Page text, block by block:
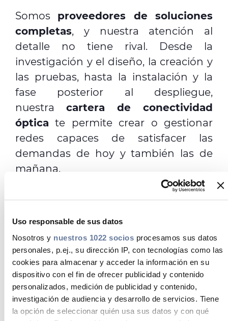
Uso responsable de sus datos
Nosotros y nuestros 1022 sociosprocesamos sus datos
personales, p.ej., su dirección IP, con tecnologías como las
cookies para almacenar y acceder la información en su
dispositivo con el fin de ofrecer publicidad y contenido
personalizados, medición de publicidad y contenido,
investigación de audiencia y desarrollo de servicios. Tiene
la opción de seleccionar quién usa sus datos y con qué
Somos proveedores de soluciones
completas, y nuestra atención al
detalle no tiene rival. Desde la
investigación y el diseño, la creación y
las pruebas, hasta la instalación y la
fase posterior al despliegue,
nuestra cartera de conectividad
óptica te permite crear o gestionar
redes capaces de satisfacer las
demandas de hoy y también las de
mañana.
porbastidores, empalmes, cajas
murales, cajas de terminación para
clientes y productos
preconectorizados, incluidos los
productos para interiores, exteriores,
CoEx y de alta densidad.